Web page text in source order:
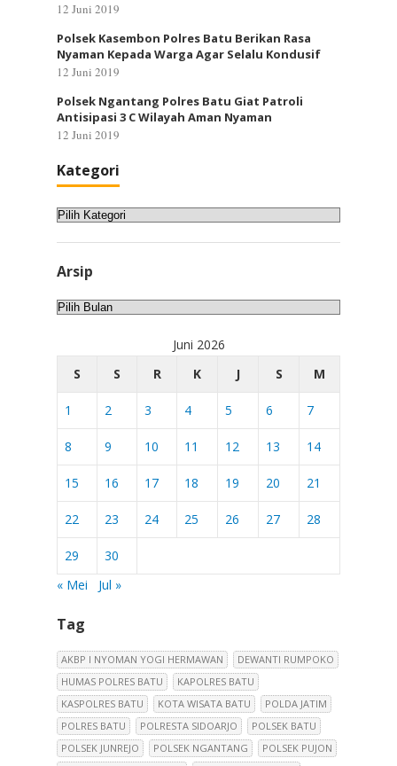
12 Juni 2019
Polsek Kasembon Polres Batu Berikan Rasa
Nyaman Kepada Warga Agar Selalu Kondusif
12 Juni 2019
Polsek Ngantang Polres Batu Giat Patroli
Antisipasi 3 C Wilayah Aman Nyaman
12 Juni 2019
Kategori
Kategori
Arsip
Arsip
Juni 2026
S
S R K J S M
1 2 3 4 5 6 7
8 9 10 11 12 13 14
15 16 17 18 19 20 21
22 23 24 25 26 27 28
29
30
« Mei
Jul »
Tag
AKBP I NYOMAN YOGI HERMAWAN
DEWANTI RUMPOKO
HUMAS POLRES BATU
KAPOLRES BATU
KASPOLRES BATU
KOTA WISATA BATU
POLDA JATIM
POLRES BATU
POLRESTA SIDOARJO
POLSEK BATU
POLSEK JUNREJO
POLSEK NGANTANG
POLSEK PUJON